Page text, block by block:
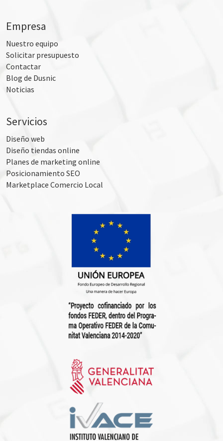
Empresa
Nuestro equipo
Solicitar presupuesto
Contactar
Blog de Dusnic
Noticias
Servicios
Diseño web
Diseño tiendas online
Planes de marketing online
Posicionamiento SEO
Marketplace Comercio Local